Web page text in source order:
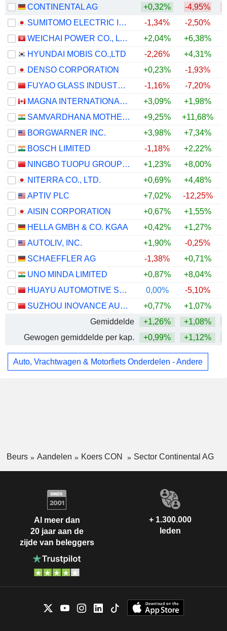
CONTINENTAL AG +0,32% -4,95%
SUMITOMO ELECTRIC INDUSTRIES, LTD.
-1,34% -2,50%
WEICHAI POWER CO., LTD.
+2,04% +6,38%
HYUNDAI MOBIS CO.,LTD
-2,26% +4,31%
DENSO CORPORATION
+0,23% -1,93%
FUYAO GLASS INDUSTRY GROUP CO., LTD.
-1,16% -7,20%
MAGNA INTERNATIONAL INC.
+3,09% +1,98%
SAMVARDHANA MOTHERSON INTERNATIONAL LIMITED
+9,25% +11,68%
BORGWARNER INC.
+3,98% +7,34%
BOSCH LIMITED
-1,18% +2,22%
NINGBO TUOPU GROUP CO.,LTD.
+1,23% +8,00%
NITERRA CO., LTD.
+0,69% +4,48%
APTIV PLC
+7,02% -12,25%
AISIN CORPORATION
+0,67% +1,55%
HELLA GMBH & CO. KGAA
+0,42% +1,27%
AUTOLIV, INC.
+1,90% -0,25%
SCHAEFFLER AG
-1,38% +0,71%
UNO MINDA LIMITED
+0,87% +8,04%
HUAYU AUTOMOTIVE SYSTEMS COMPANY LIMITED
0,00% -5,10%
SUZHOU INOVANCE AUTOMOTIVE CO., LTD.
+0,77% +1,07%
Gemiddelde
+1,26% +1,08%
Gewogen gemiddelde per kap.
+0,99% +1,12%
Auto, Vrachtwagen & Motorfiets Onderdelen - Andere
Beurs Aandelen Koers CON Sector Continental AG
Al meer dan
20 jaar aan de
zijde van beleggers
+ 1.300.000
leden